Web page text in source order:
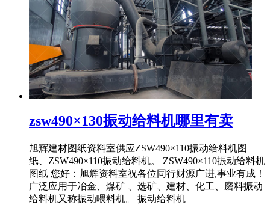
zsw490×130振动给料机哪里有卖
旭辉建材图纸资料室供应ZSW490×110振动给料机图
纸、ZSW490×110振动给料机。 ZSW490×110振动给料机
图纸 您好：旭辉资料室祝各位同行财源广进,事业有成！
广泛应用于冶金、煤矿 、选矿、建材、化工、磨料振动
给料机又称振动喂料机。 振动给料机